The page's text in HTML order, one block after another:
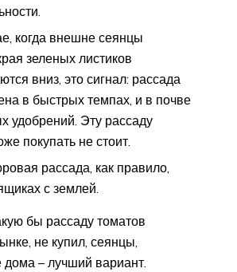
когда внешне сеянцы
зеленых листиков
вниз, это сигнал: рассада
в быстрых темпах, и в почве
удобрений. Эту рассаду
покупать не стоит.
рассада, как правило,
с землей.
бы рассаду томатов
не купил, сеянцы,
– лучший вариант.